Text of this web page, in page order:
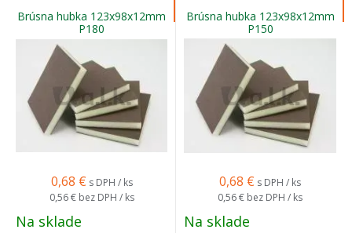
Brúsna hubka 123x98x12mm
P180
0,68 € s DPH / ks
0,56 € bez DPH / ks
Na sklade
Brúsna hubka 123x98x12mm
P150
0,68 € s DPH / ks
0,56 € bez DPH / ks
Na sklade